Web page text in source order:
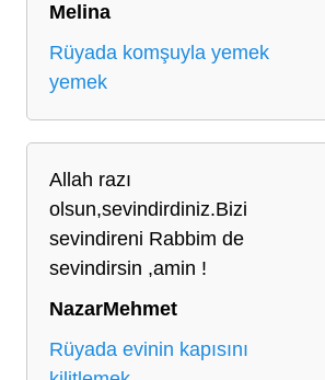
Melina
Rüyada komşuyla yemek
yemek
Allah razı
olsun,sevindirdiniz.Bizi
sevindireni Rabbim de
sevindirsin ,amin !
NazarMehmet
Rüyada evinin kapısını